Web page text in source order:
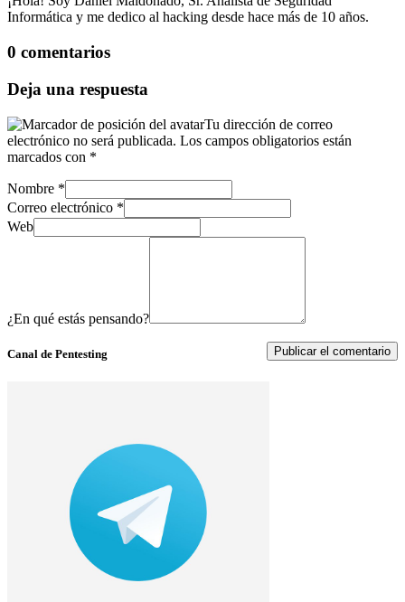
Informática y me dedico al hacking desde hace más de 10 años.
0 comentarios
Deja una respuesta
Tu dirección de correo
electrónico no será publicada. Los campos obligatorios están
marcados con *
Nombre *
Correo electrónico *
Web
¿En qué estás pensando?
Canal de Pentesting